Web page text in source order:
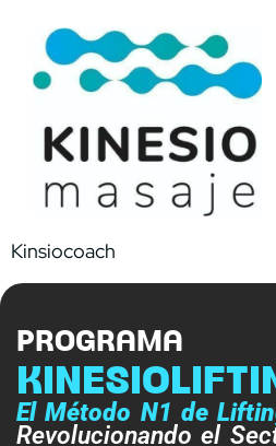
Kinsiocoach
PROGRAMA
El Método N1 de
Revolucionando el